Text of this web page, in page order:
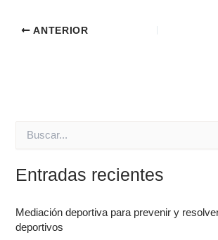
ANTERIOR
c
p
o
Entradas recientes
Mediación deportiva para prevenir y
deportivos